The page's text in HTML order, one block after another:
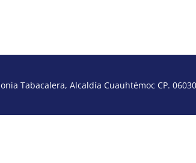
Tabacalera, Alcaldía Cuauhtémoc CP.